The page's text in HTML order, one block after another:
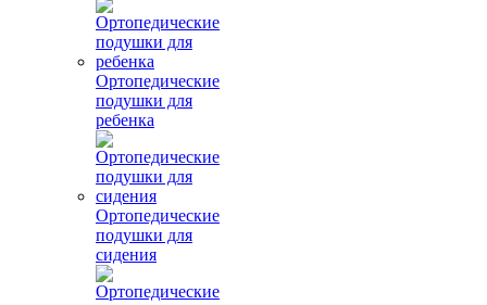
Ортопедические
подушки для
ребенка
Ортопедические
подушки для
сидения